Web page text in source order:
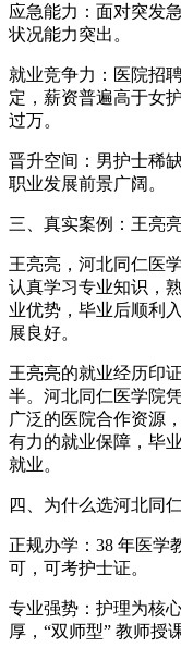
应急能力：面对突发
状况能力突出。
就业竞争力：医院招
定，薪资普遍高于女
过万。
晋升空间：男护士稀
职业发展前景广阔。
三、真实案例：王亮
王亮亮，河北同仁医
认真学习专业知识，
业优势，毕业后顺利
展良好。
王亮亮的就业经历印
半。河北同仁医学院
广泛的医院合作资源
有力的就业保障，毕
就业。
四、为什么选河北同
正规办学：38 年医学
可，可考护士证。
专业强势：护理为核
厚，“双师型” 教师授课